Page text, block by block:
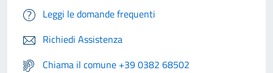
Leggi le domande frequenti
Richiedi Assistenza
Chiama il comune +39 0382 68502